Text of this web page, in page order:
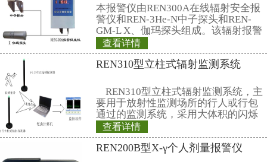
及、内外协调等方面的工作。
摘自：中国核医学网（http://
相关产品
REN500H辐射防
当量(率)仪